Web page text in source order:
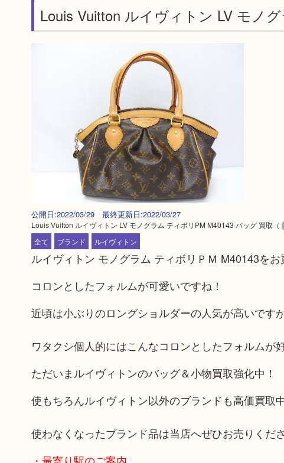
Louis Vuitton ルイヴィトン LV モノ
公開日:2022/03/29 最終更新日:2022/03/27
Louis Vuitton ルイヴィトン LV モノグラム ティボリPM M40143 バッグ 買取 （
全て
ブランド ルイヴィトン
ルイヴィトン モノグラム ティボリＰＭ M40143をお
コロンとしたフォルムが可愛いですね！
近頃は小ぶりのロングショルダーの人気が高いです
ワタクシ個人的にはこんなコロンとしたフォルムが
ただいまルイヴィトンのバッグ＆小物買取強化中！
使もちろんルイヴィトン以外のブランドも高価買取
使わなくなったブランド品は当店へぜひお売りくだ